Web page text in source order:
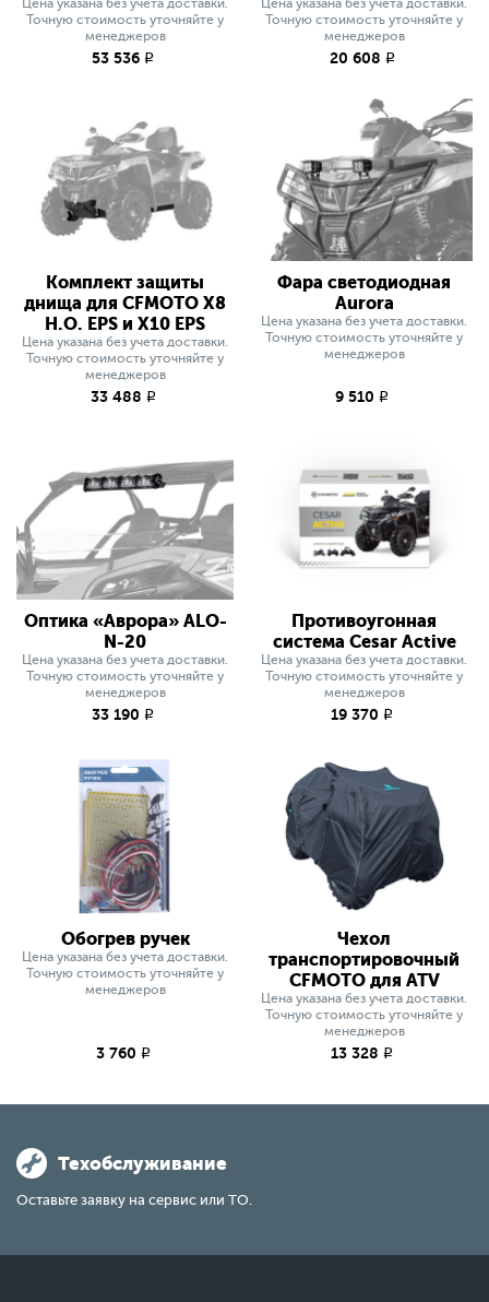
Точную стоимость уточняйте у
менеджеров
53 536 q
Точную стоимость уточняйте у
менеджеров
20 608 q
Комплект защиты
днища для CFMOTO X8
H.O. EPS и X10 EPS
Цена указана без учета доставки.
Точную стоимость уточняйте у
менеджеров
33 488 q
Фара светодиодная
Aurora
Цена указана без учета доставки.
Точную стоимость уточняйте у
менеджеров
9 510 q
Оптика «Аврора» ALO-
N-20
Цена указана без учета доставки.
Точную стоимость уточняйте у
менеджеров
33 190 q
Противоугонная
система Cesar Active
Цена указана без учета доставки.
Точную стоимость уточняйте у
менеджеров
19 370 q
Обогрев ручек
Цена указана без учета доставки.
Точную стоимость уточняйте у
менеджеров
3 760 q
Чехол
транспортировочный
CFMOTO для ATV
Цена указана без учета доставки.
Точную стоимость уточняйте у
менеджеров
13 328 q
Техобслуживание
Оставьте заявку на сервис или ТО.